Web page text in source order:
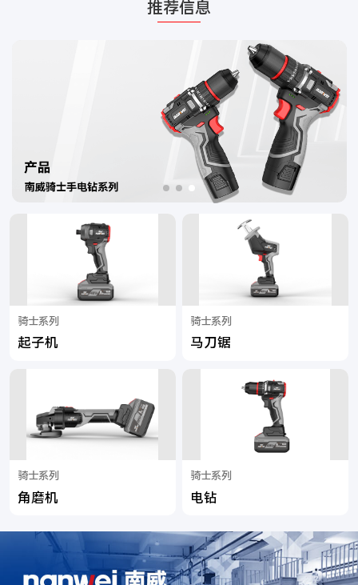
推荐信息
骑士系列
起子机
骑士系列
马刀锯
骑士系列
角磨机
骑士系列
电钻